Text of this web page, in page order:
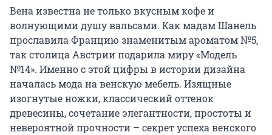
Вена известна не только вкусным кофе и
волнующими душу вальсами. Как мадам Шанель
прославила Францию знаменитым ароматом №5,
так столица Австрии подарила миру «Модель
№14». Именно с этой цифры в истории дизайна
началась мода на венскую мебель. Изящные
изогнутые ножки, классический оттенок
древесины, сочетание элегантности, простоты и
невероятной прочности – секрет успеха венского